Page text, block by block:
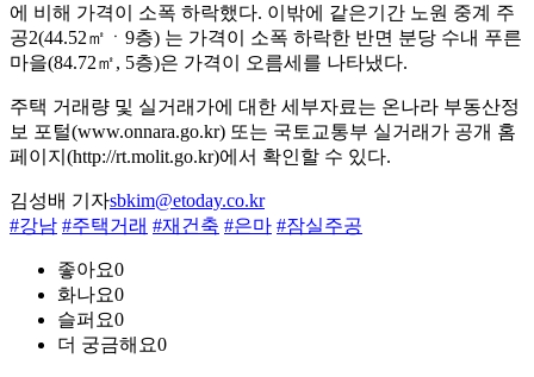
에 비해 가격이 소폭 하락했다. 이밖에 같은기간 노원 중계 주
공2(44.52㎡ㆍ9층) 는 가격이 소폭 하락한 반면 분당 수내 푸른
마을(84.72㎡, 5층)은 가격이 오름세를 나타냈다.
주택 거래량 및 실거래가에 대한 세부자료는 온나라 부동산정
보 포털(www.onnara.go.kr) 또는 국토교통부 실거래가 공개 홈
페이지(http://rt.molit.go.kr)에서 확인할 수 있다.
김성배 기자sbkim@etoday.co.kr
#강남 #주택거래 #재건축 #은마 #잠실주공
좋아요0
화나요0
슬퍼요0
더 궁금해요0